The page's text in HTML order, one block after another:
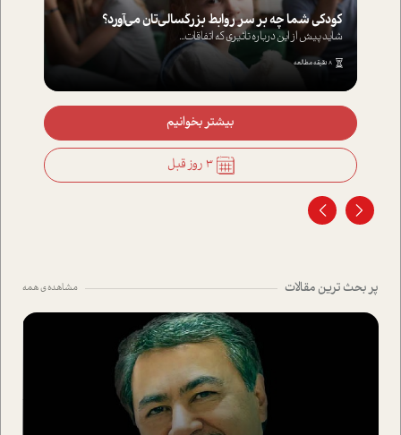
کودکی شما چه بر سر روابط بزرگسالی‌تان می‌آورد؟
شاید پیش از این درباره تاثیری که اتفاقات...
8 دقیقه مطالعه
بیشتر بخوانیم
3 روز قبل
پر بحث ترین مقالات مشاهده ی همه